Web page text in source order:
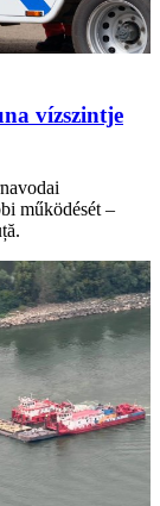
vízszintje
működését –